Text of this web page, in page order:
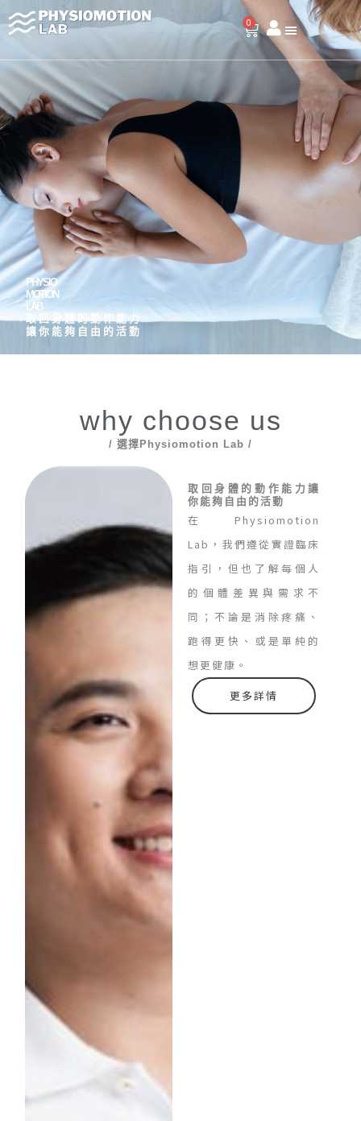
至
要
容
0
購
物
籃
PHYSIO
MOTION
LAB
取回身體的動作能力
讓你能夠自由的活動
why choose us
/ 選擇Physiomotion Lab /
取回身體的動作能力讓
你能夠自由的活動
在Physiomotion
Lab，我們遵從實證臨床
指引，但也了解每個人
的個體差異與需求不
同；不論是消除疼痛、
跑得更快、或是單純的
想更健康。
更多詳情